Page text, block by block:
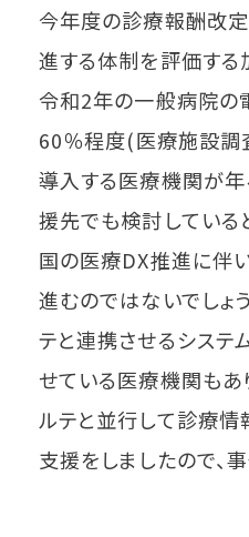
今年度の診療報酬改
進する体制を評価する
令和2年の一般病院の
60％程度(医療施設調
導入する医療機関が年
援先でも検討している
国の医療DX推進に伴
進むのではないでしょ
テと連携させるシステ
せている医療機関もあ
ルテと並行して診療
支援をしましたので、